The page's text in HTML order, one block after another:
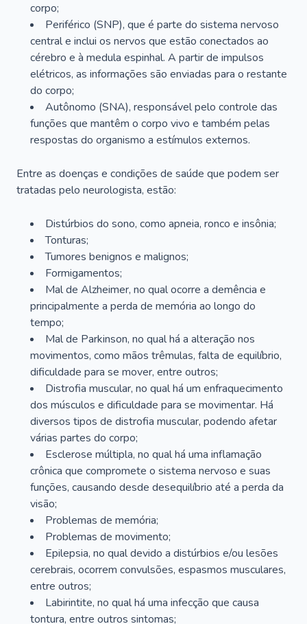
corpo;
Periférico (SNP), que é parte do sistema nervoso
central e inclui os nervos que estão conectados ao
cérebro e à medula espinhal. A partir de impulsos
elétricos, as informações são enviadas para o restante
do corpo;
Autônomo (SNA), responsável pelo controle das
funções que mantêm o corpo vivo e também pelas
respostas do organismo a estímulos externos.
Entre as doenças e condições de saúde que podem ser
tratadas pelo neurologista, estão:
Distúrbios do sono, como apneia, ronco e insônia;
Tonturas;
Tumores benignos e malignos;
Formigamentos;
Mal de Alzheimer, no qual ocorre a demência e
principalmente a perda de memória ao longo do
tempo;
Mal de Parkinson, no qual há a alteração nos
movimentos, como mãos trêmulas, falta de equilíbrio,
dificuldade para se mover, entre outros;
Distrofia muscular, no qual há um enfraquecimento
dos músculos e dificuldade para se movimentar. Há
diversos tipos de distrofia muscular, podendo afetar
várias partes do corpo;
Esclerose múltipla, no qual há uma inflamação
crônica que compromete o sistema nervoso e suas
funções, causando desde desequilíbrio até a perda da
visão;
Problemas de memória;
Problemas de movimento;
Epilepsia, no qual devido a distúrbios e/ou lesões
cerebrais, ocorrem convulsões, espasmos musculares,
entre outros;
Labirintite, no qual há uma infecção que causa
tontura, entre outros sintomas;